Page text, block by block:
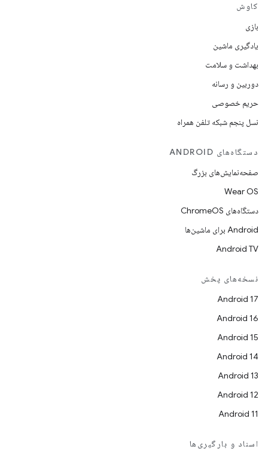
کاوش
بازی
یادگیری ماشین
بهداشت و سلامت
دوربین و رسانه
حریم خصوصی
نسل پنجم شبکه تلفن همراه
دستگاه‌های ANDROID
صفحه‌نمایش‌های بزرگ
Wear OS
دستگاه‌های ChromeOS
Android برای ماشین‌ها
Android TV
نسخه‌های پخش
Android 17
Android 16
Android 15
Android 14
Android 13
Android 12
Android 11
اسناد و بارگیری‌ها